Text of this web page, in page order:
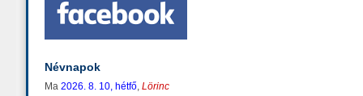
Névnapok
Ma 2026. 8. 10, hétfő, Lörinc